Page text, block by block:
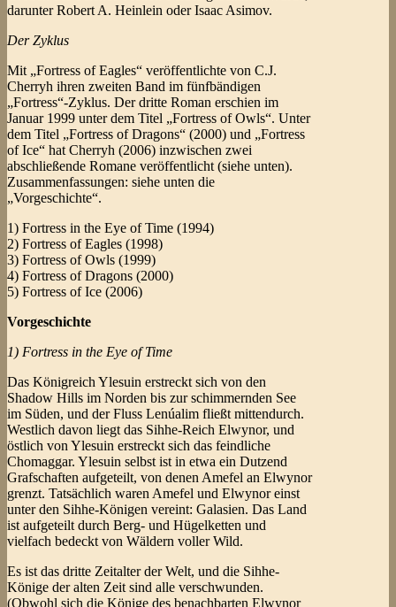
darunter Robert A. Heinlein oder Isaac Asimov.
Der Zyklus
Mit „Fortress of Eagles“ veröffentlichte von C.J.
Cherryh ihren zweiten Band im fünfbändigen
„Fortress“-Zyklus. Der dritte Roman erschien im
Januar 1999 unter dem Titel „Fortress of Owls“. Unter
dem Titel „Fortress of Dragons“ (2000) und „Fortress
of Ice“ hat Cherryh (2006) inzwischen zwei
abschließende Romane veröffentlicht (siehe unten).
Zusammenfassungen: siehe unten die
„Vorgeschichte“.
1) Fortress in the Eye of Time (1994)
2) Fortress of Eagles (1998)
3) Fortress of Owls (1999)
4) Fortress of Dragons (2000)
5) Fortress of Ice (2006)
Vorgeschichte
1) Fortress in the Eye of Time
Das Königreich Ylesuin erstreckt sich von den
Shadow Hills im Norden bis zur schimmernden See
im Süden, und der Fluss Lenúalim fließt mittendurch.
Westlich davon liegt das Sihhe-Reich Elwynor, und
östlich von Ylesuin erstreckt sich das feindliche
Chomaggar. Ylesuin selbst ist in etwa ein Dutzend
Grafschaften aufgeteilt, von denen Amefel an Elwynor
grenzt. Tatsächlich waren Amefel und Elwynor einst
unter den Sihhe-Königen vereint: Galasien. Das Land
ist aufgeteilt durch Berg- und Hügelketten und
vielfach bedeckt von Wäldern voller Wild.
Es ist das dritte Zeitalter der Welt, und die Sihhe-
Könige der alten Zeit sind alle verschwunden.
(Obwohl sich die Könige des benachbarten Elwynor